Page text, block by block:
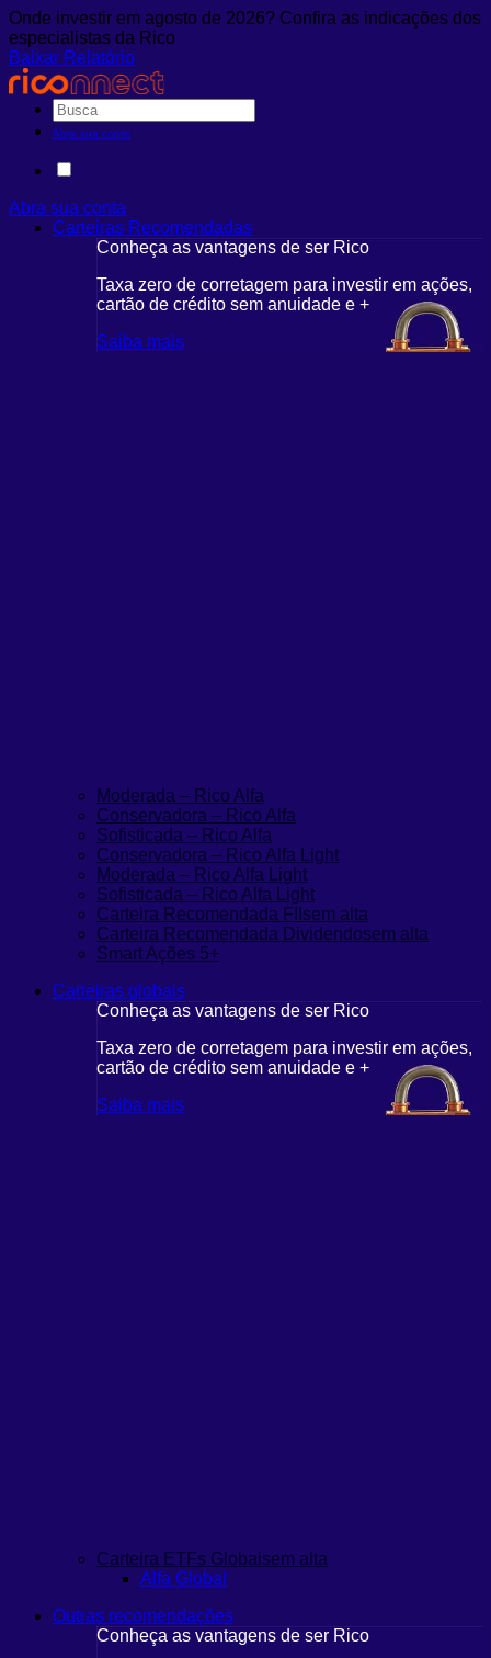
Onde investir em agosto de 2026? Confira as indicações dos
especialistas da Rico
Baixar Relatório
Abra sua conta
Abra sua conta
Carteiras Recomendadas
Conheça as vantagens de ser Rico
Taxa zero de corretagem para investir em ações,
cartão de crédito sem anuidade e +
Saiba mais
Moderada – Rico Alfa
Conservadora – Rico Alfa
Sofisticada – Rico Alfa
Conservadora – Rico Alfa Light
Moderada – Rico Alfa Light
Sofisticada – Rico Alfa Light
Carteira Recomendada FIIsem alta
Carteira Recomendada Dividendosem alta
Smart Ações 5+
Carteiras globais
Conheça as vantagens de ser Rico
Taxa zero de corretagem para investir em ações,
cartão de crédito sem anuidade e +
Saiba mais
Carteira ETFs Globaisem alta
Alfa Global
Outras recomendações
Conheça as vantagens de ser Rico